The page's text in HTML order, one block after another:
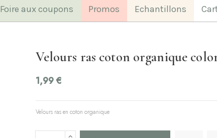
Foire aux coupons Promos Echantillons
Velours ras coton organique
1,99 €
Velours ras en coton organique